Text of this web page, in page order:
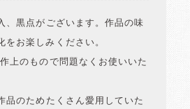
、黒点がございます。作品の味
をお楽しみください。
上のもので問題なくお使いいた
品のためたくさん愛用していた